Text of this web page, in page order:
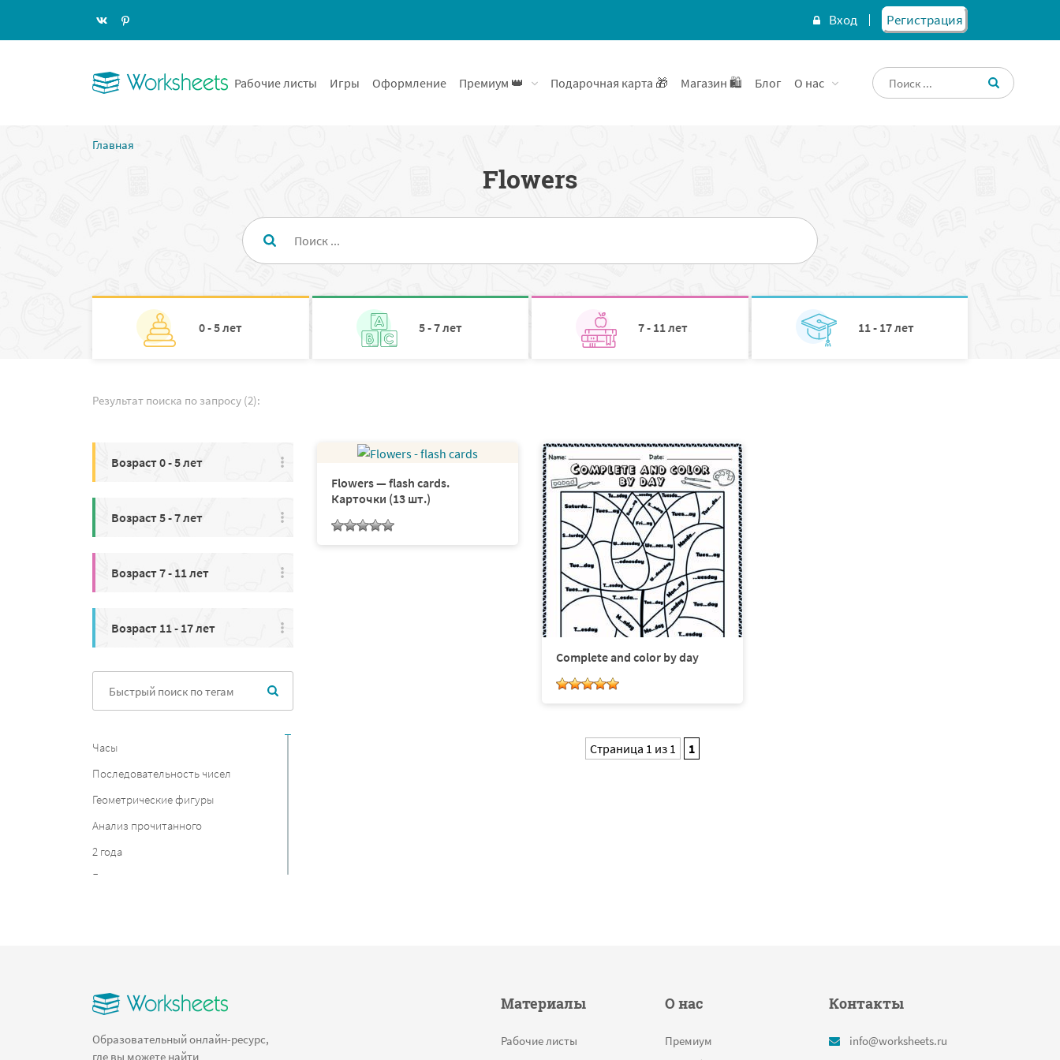
Вход Регистрация
Рабочие листы Игры Оформление Премиум 👑 Подарочная карта 🎁 Магазин 🛍️ Блог О нас
Главная
Flowers
0 - 5 лет 5 - 7 лет 7 - 11 лет 11 - 17 лет
Результат поиска по запросу (2):
Flowers — flash cards.
Карточки (13 шт.)
Complete and color by day
Страница 1 из 1 1
Возраст 0 - 5 лет
Возраст 5 - 7 лет
Возраст 7 - 11 лет
Возраст 11 - 17 лет
Часы
Последовательность чисел
Геометрические фигуры
Анализ прочитанного
2 года
Европа
Океаны
План урока
Образовательный онлайн-ресурс,
где вы можете найти
Материалы
Рабочие листы
О нас
Премиум
Контакты
info@worksheets.ru